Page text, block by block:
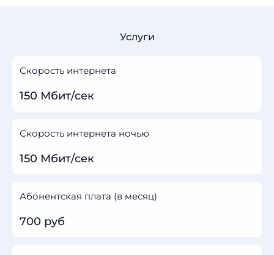
Услуги
Скорость интернета
150 Мбит/сек
Скорость интернета ночью
150 Мбит/сек
Абонентская плата (в месяц)
700 руб